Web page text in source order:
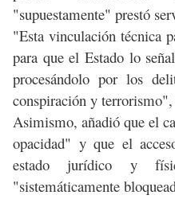
"supuestamente" prestó
"Esta vinculación técnica
para que el Estado lo
procesándolo por los
conspiración y terrorismo",
Asimismo, añadió que el
opacidad" y que el
estado jurídico y
"sistemáticamente